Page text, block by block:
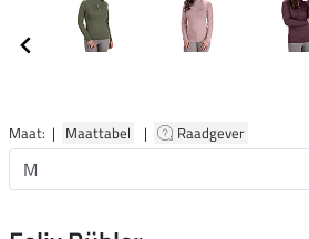
Maat: | Maattabel | Raadgever